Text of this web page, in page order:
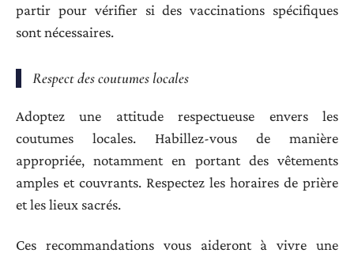
partir pour vérifier si des vaccinations spécifiques
sont nécessaires.
Respect des coutumes locales
Adoptez une attitude respectueuse envers les
coutumes locales. Habillez-vous de manière
appropriée, notamment en portant des vêtements
amples et couvrants. Respectez les horaires de prière
et les lieux sacrés.
Ces recommandations vous aideront à vivre une